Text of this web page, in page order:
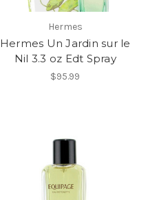
Hermes
Hermes Un Jardin sur le
Nil 3.3 oz Edt Spray
$95.99